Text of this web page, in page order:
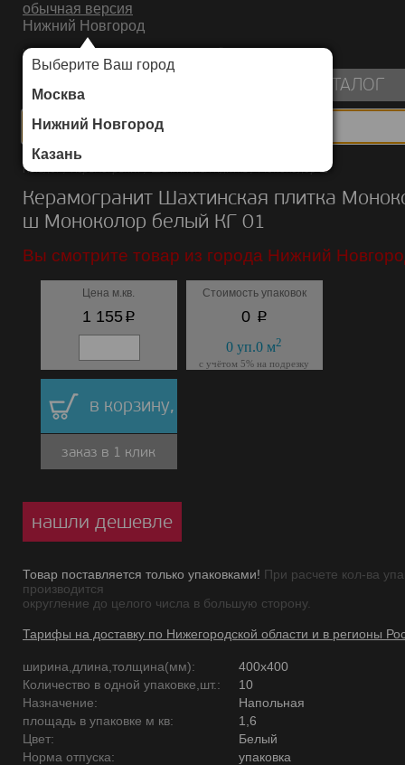
обычная версия
Нижний Новгород
Выберите Ваш город
Москва
Нижний Новгород
Казань
ИНТЕРНЕТ-МАГАЗИН НАПОЛЬНЫХ ПОКРЫТИЙ
КАТАЛОГ
Каталог/Керамогранит/Шахтинская плитка/Моноколор ш
Керамогранит Шахтинская плитка
ш Моноколор белый КГ 01
Вы смотрите товар из города Нижний
Цена м.кв.
1 155p
Стоимость упаковок
0 p
0 уп.0 м2
с учётом 5% на подрезку
в корзину,
заказ в 1 клик
нашли дешевле
Товар поставляется только упаковками! При расчете кол-ва
производится
округление до целого числа в большую сторону.
Тарифы на доставку по Нижегородской области и в регионы
ширина,длина,толщина(мм):
400х400
Количество в одной упаковке,шт.:
10
Назначение:
Напольная
площадь в упаковке м кв:
1,6
Цвет:
Белый
Норма отпуска:
упаковка